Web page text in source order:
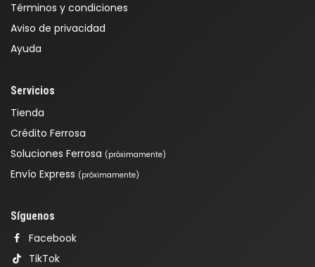
Términos y condiciones
Aviso de privacidad
Ayuda
Servicios
Tienda
Crédito Ferrosa
Soluciones Ferrosa (próximamente)
Envío Express (próximamente)
Síguenos
Facebook
TikTok